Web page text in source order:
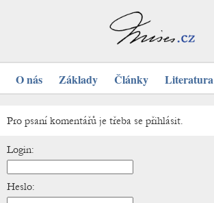
O nás Základy Články Literatura
Pro psaní komentářů je třeba se přihlásit.
Login:
Heslo: